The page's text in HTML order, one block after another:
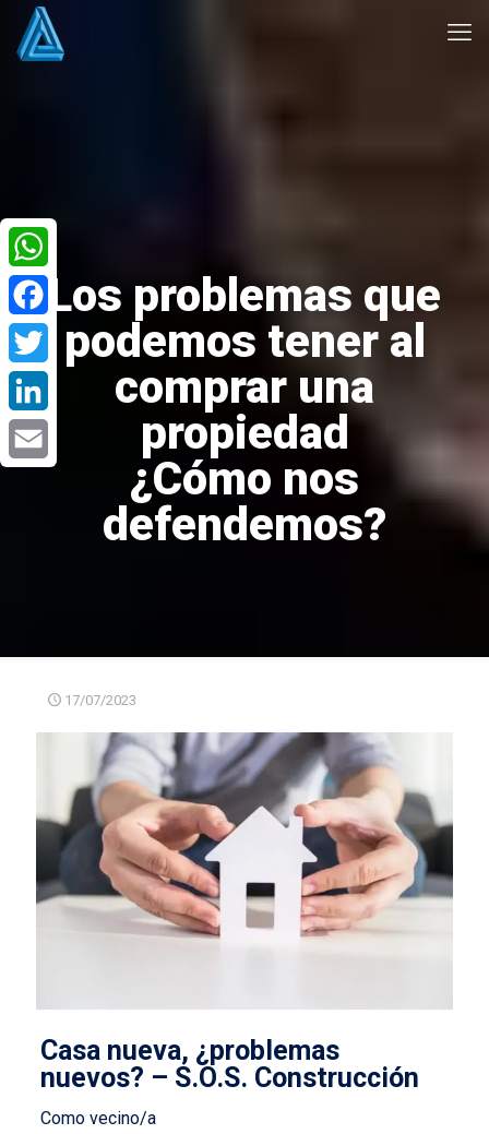
Los problemas que
podemos tener al
comprar una
propiedad
¿Cómo nos
defendemos?
17/07/2023
Casa nueva, ¿problemas
nuevos? – S.O.S. Construcción
Como vecino/a
WhatsApp
Facebook
Twitter
LinkedIn